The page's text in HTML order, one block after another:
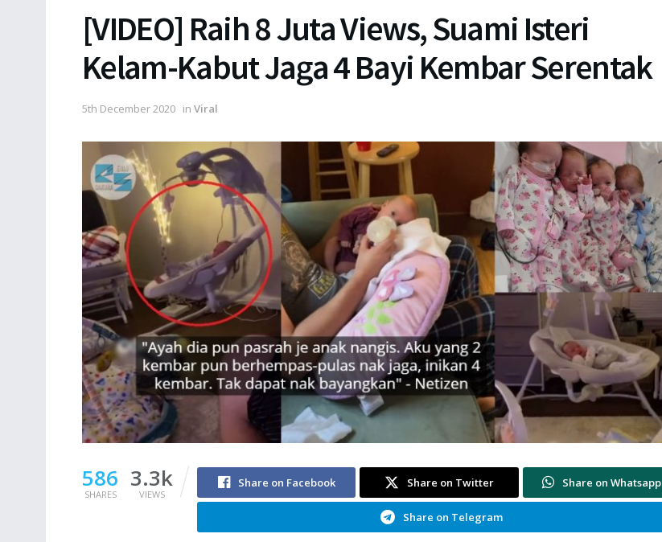
[VIDEO] Raih 8 Juta Views, Suami Isteri
Kelam-Kabut Jaga 4 Bayi Kembar Serentak
5th December 2020 in Viral
586
SHARES
3.3k
VIEWS
Share on Facebook Share on Twitter Share on Whatsapp
Share on Telegram